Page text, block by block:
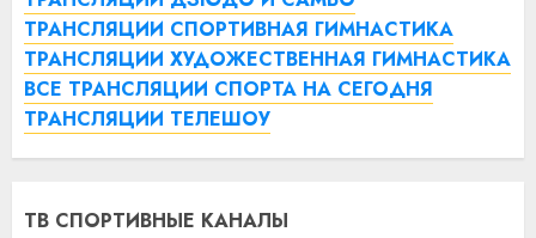
ТРАНСЛЯЦИИ СПОРТИВНАЯ ГИМНАСТИКА
ТРАНСЛЯЦИИ ХУДОЖЕСТВЕННАЯ ГИМНАСТИКА
ВСЕ ТРАНСЛЯЦИИ СПОРТА НА СЕГОДНЯ
ТРАНСЛЯЦИИ ТЕЛЕШОУ
ТВ СПОРТИВНЫЕ КАНАЛЫ